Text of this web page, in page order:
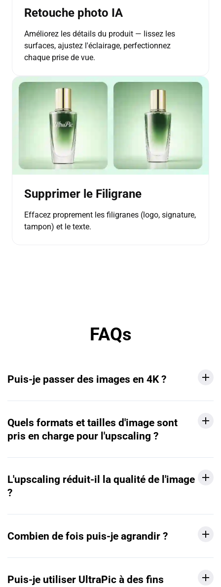
Retouche photo IA
Améliorez les détails du produit — lissez les
surfaces, ajustez l'éclairage, perfectionnez
chaque prise de vue.
Supprimer le Filigrane
Effacez proprement les filigranes (logo, signature,
tampon) et le texte.
FAQs
Puis-je passer des images en 4K ?
Quels formats et tailles d'image sont
pris en charge pour l'upscaling ?
L'upscaling réduit-il la qualité de l'image
?
Combien de fois puis-je agrandir ?
Puis-je utiliser UltraPic à des fins